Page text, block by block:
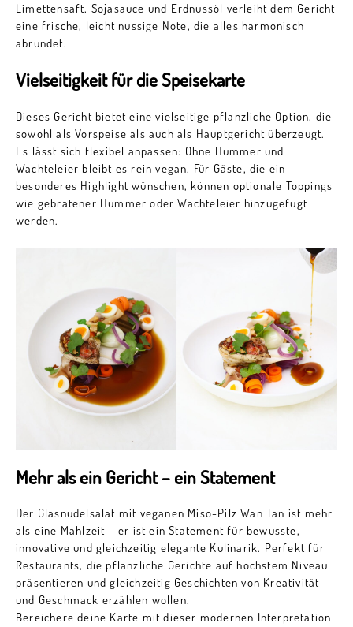
Limettensaft, Sojasauce und Erdnussöl verleiht dem Gericht
eine frische, leicht nussige Note, die alles harmonisch
abrundet.
Vielseitigkeit für die Speisekarte
Dieses Gericht bietet eine vielseitige pflanzliche Option, die
sowohl als Vorspeise als auch als Hauptgericht überzeugt.
Es lässt sich flexibel anpassen: Ohne Hummer und
Wachteleier bleibt es rein vegan. Für Gäste, die ein
besonderes Highlight wünschen, können optionale Toppings
wie gebratener Hummer oder Wachteleier hinzugefügt
werden.
Mehr als ein Gericht – ein Statement
Der Glasnudelsalat mit veganen Miso-Pilz Wan Tan ist mehr
als eine Mahlzeit – er ist ein Statement für bewusste,
innovative und gleichzeitig elegante Kulinarik. Perfekt für
Restaurants, die pflanzliche Gerichte auf höchstem Niveau
präsentieren und gleichzeitig Geschichten von Kreativität
und Geschmack erzählen wollen.
Bereichere deine Karte mit dieser modernen Interpretation